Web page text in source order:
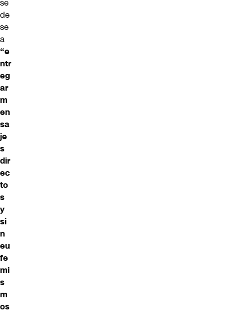
se
de
se
a
“e
ntr
eg
ar
m
en
sa
je
s
dir
ec
to
s
y
si
n
eu
fe
mi
s
m
os